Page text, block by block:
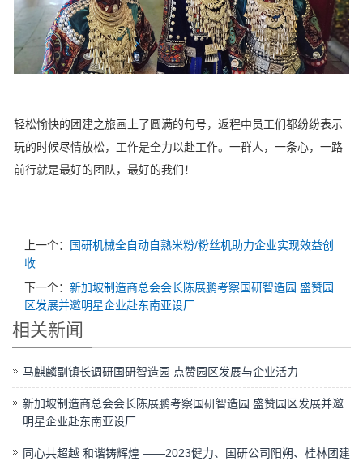
轻松愉快的团建之旅画上了圆满的句号，返程中员工们都纷纷表示
玩的时候尽情放松，工作是全力以赴工作。一群人，一条心，一路
前行就是最好的团队，最好的我们！
上一个：
国研机械全自动自熟米粉/粉丝机助力企业实现效益创
收
下一个： 新加坡制造商总会会长陈展鹏考察国研智造园 盛赞园
区发展并邀明星企业赴东南亚设厂
相关新闻
马麒麟副镇长调研国研智造园 点赞园区发展与企业活力
新加坡制造商总会会长陈展鹏考察国研智造园 盛赞园区发展并邀
明星企业赴东南亚设厂
同心共超越 和谐铸辉煌 ——2023健力、国研公司阳朔、桂林团建